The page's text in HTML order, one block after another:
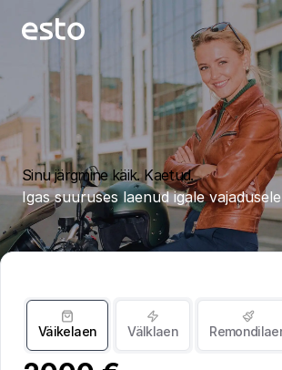
Sinu järgmine käik. Kaetud.
Igas suuruses laenud igale vajadusele
Väikelaen Välklaen